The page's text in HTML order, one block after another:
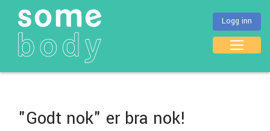
Logg inn
"Godt nok" er bra nok!